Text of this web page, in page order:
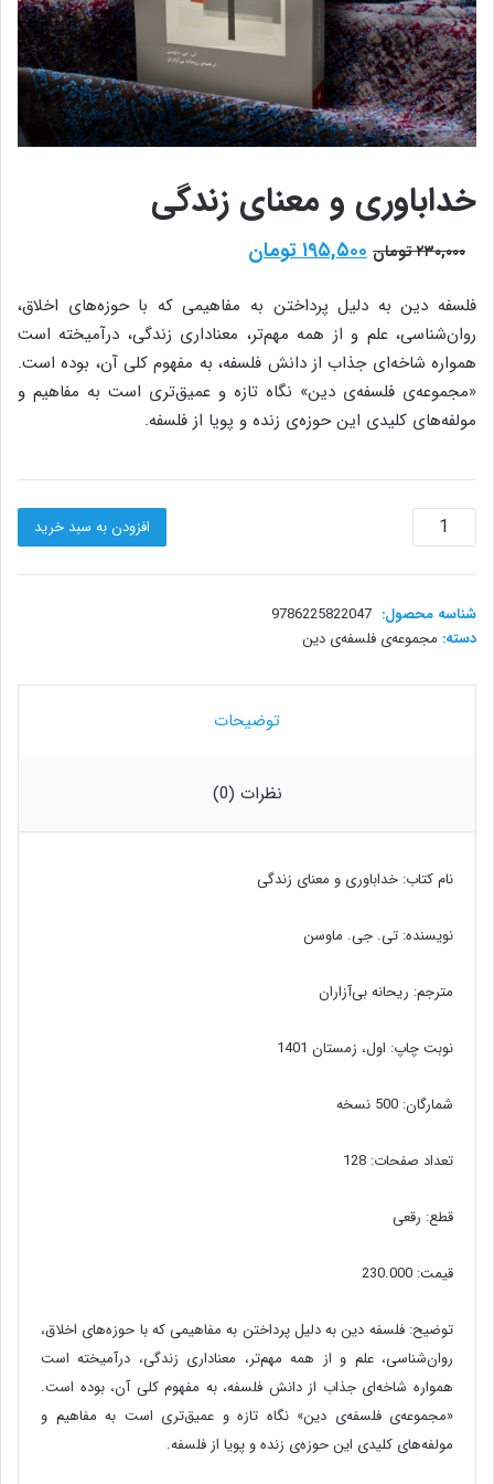
خداباوری و معنای زندگی
۲۳۰,۰۰۰تومان قیمت
۲۳۰,۰۰۰ تومان
بود.
۱۹۵,۵۰۰تومان
۱۹۵,۵۰۰ تومان.
فلسفه‌ دین به دلیل پرداختن به مفاهیمی که با حوزه‌های اخلاق،
روان‌شناسی، علم و از همه مهم‌تر، معناداری زندگی، درآمیخته است
همواره شاخه‌ای جذاب از دانش فلسفه، به مفهوم کلی آن، بوده است.
«مجموعه‌ی فلسفه‌ی دین» نگاه تازه و عمیق‌تری است به مفاهیم و
مولفه‌های کلیدی این حوزه‌ی زنده و پویا از فلسفه.
خداباوری
و
عدد
افزودن به سبد خرید
شناسه محصول: 9786225822047
دسته: مجموعه‌ی فلسفه‌ی دین
توضیحات
نظرات (0)
نام کتاب: خداباوری و معنای زندگی
نویسنده: تی. جی. ماوسن
مترجم: ریحانه بی‌آزاران
نوبت چاپ: اول، زمستان 1401
شمارگان: 500 نسخه
تعداد صفحات: 128
قطع: رقعی
قیمت: 230.000
توضیح: فلسفه‌ دین به دلیل پرداختن به مفاهیمی که با حوزه‌های اخلاق،
روان‌شناسی، علم و از همه مهم‌تر، معناداری زندگی، درآمیخته است
همواره شاخه‌ای جذاب از دانش فلسفه، به مفهوم کلی آن، بوده است.
«مجموعه‌ی فلسفه‌ی دین» نگاه تازه و عمیق‌تری است به مفاهیم و
مولفه‌های کلیدی این حوزه‌ی زنده و پویا از فلسفه.